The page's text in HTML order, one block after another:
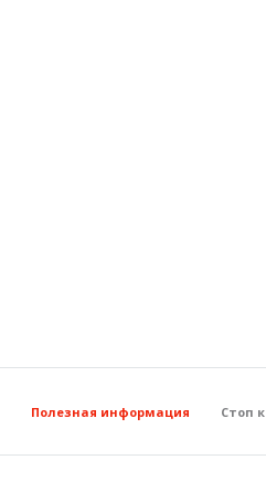
Полезная информация Стоп